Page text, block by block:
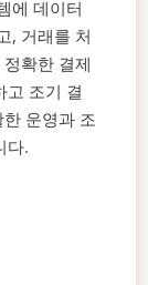
에 데이터
, 거래를 처
확한 결제
고 조기 결
운영과 조
다.